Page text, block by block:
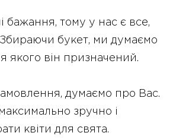
бажання, тому у нас є все,
Збираючи букет, ми думаємо
якого він призначений.
думаємо про Вас.
зручно і
квіти для свята.